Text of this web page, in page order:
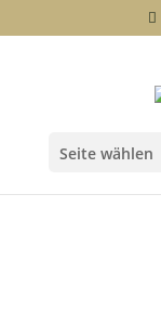
Seite wählen